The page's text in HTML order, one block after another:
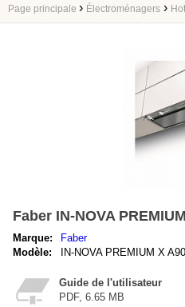
Page principale › Électroménagers ›
Faber IN-NOVA
Marque:
Faber
Modèle:
IN-NOVA PREMIUM X A90
Guide de l'utilisateur
PDF, 6.65 MB